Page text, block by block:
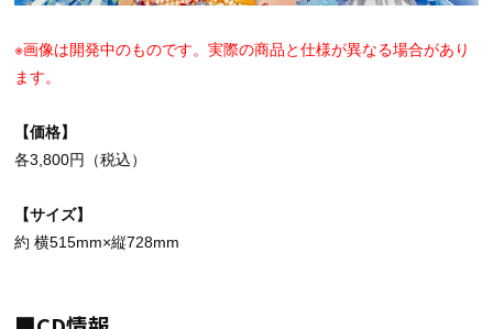
※画像は開発中のものです。実際の商品と仕様が異なる場合があり
ます。
【価格】
各3,800円（税込）
【サイズ】
約 横515mm×縦728mm